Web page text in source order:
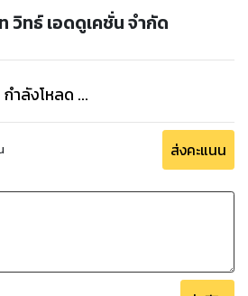
ทธ์ เอดดูเคชั่น จำกัด
กำลังโหลด ...
ส่งคะแนน